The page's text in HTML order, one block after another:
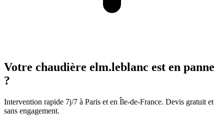
Votre chaudière elm.leblanc est en panne
?
Intervention rapide 7j/7 à Paris et en Île-de-France. Devis gratuit et
sans engagement.